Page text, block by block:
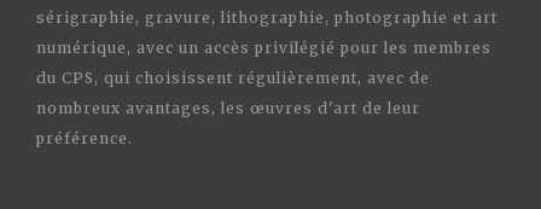
sérigraphie, gravure, lithographie, photographie et art
numérique, avec un accès privilégié pour les membres
du CPS, qui choisissent régulièrement, avec de
nombreux avantages, les œuvres d'art de leur
préférence.